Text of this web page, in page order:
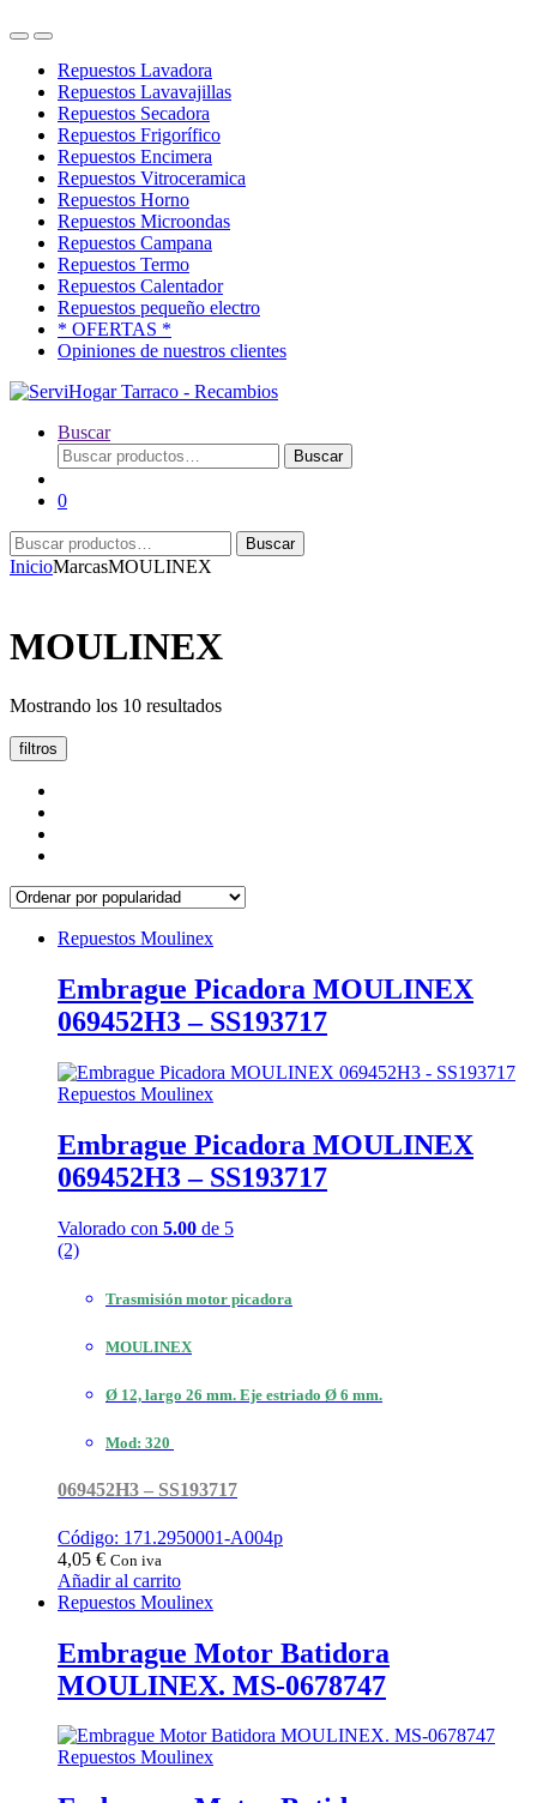
OpenClose
Repuestos Lavadora
Repuestos Lavavajillas
Repuestos Secadora
Repuestos Frigorífico
Repuestos Encimera
Repuestos Vitroceramica
Repuestos Horno
Repuestos Microondas
Repuestos Campana
Repuestos Termo
Repuestos Calentador
Repuestos pequeño electro
* OFERTAS *
Opiniones de nuestros clientes
Buscar
Buscar
por:
Buscar
0
Buscar
por:
Buscar
InicioMarcasMOULINEX
MOULINEX
Mostrando los 10 resultadosOrdenado
filtros
Repuestos Moulinex
Embrague Picadora MOULINEX
069452H3 – SS193717
Repuestos Moulinex
Embrague Picadora MOULINEX
069452H3 – SS193717
Valorado con 5.00 de 5
(2)
Trasmisión motor picadora
MOULINEX
Ø 12, largo 26 mm. Eje estriado Ø 6 mm.
Mod: 320
069452H3 – SS193717
Código: 171.2950001-A004p
4,05 € Con iva
Añadir al carrito
Repuestos Moulinex
Embrague Motor Batidora
MOULINEX. MS-0678747
Repuestos Moulinex